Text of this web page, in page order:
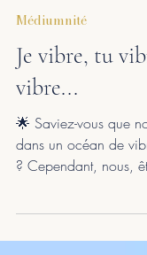
Pascale G.
2 min de lecture
Médiumnité
Je vibre, tu
vibre...
🌟 Saviez-vous que
tendance à che